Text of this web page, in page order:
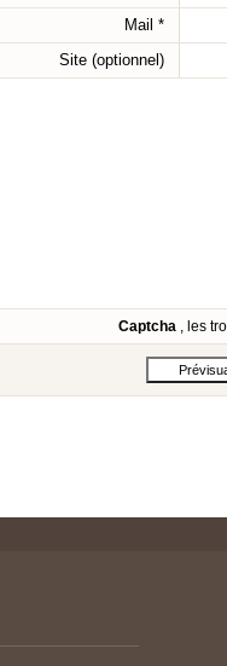
Mail *
Site (optionnel)
Captcha , les